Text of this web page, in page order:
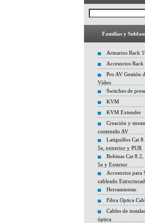
Familias y
Armarios Rack
Accesorios
Pro AV Gestión
Vídeo
Switches de
KVM
KVM Extender
Creación y
contenido AV
Latiguillos Cat
5e, extrerior y PUR
Bobinas Cat
5e y Exterior
Accesorios para
cableado
Herramientas
Fibra Optica
Cables de
óptica